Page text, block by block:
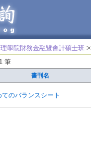
學院財務金融暨會計碩士班
筆
書刊名
てのバランスシート